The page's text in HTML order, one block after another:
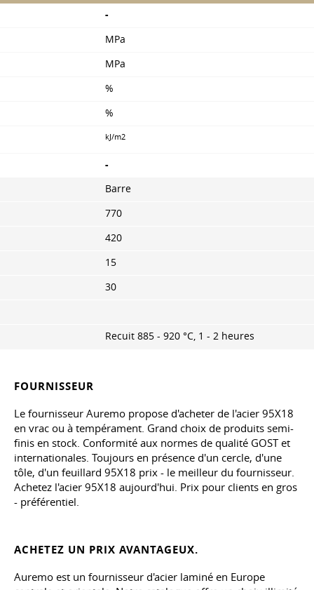
-
MPa
MPa
%
%
kJ/m2
-
Barre
770
420
15
30
Recuit 885 - 920 °C, 1 - 2 heures
FOURNISSEUR
Le fournisseur Auremo propose d'acheter de l'acier 95X18
en vrac ou à tempérament. Grand choix de produits semi-
finis en stock. Conformité aux normes de qualité GOST et
internationales. Toujours en présence d'un cercle, d'une
tôle, d'un feuillard 95X18 prix - le meilleur du fournisseur.
Achetez l'acier 95X18 aujourd'hui. Prix pour clients en gros
- préférentiel.
ACHETEZ UN PRIX AVANTAGEUX.
Auremo est un fournisseur d'acier laminé en Europe